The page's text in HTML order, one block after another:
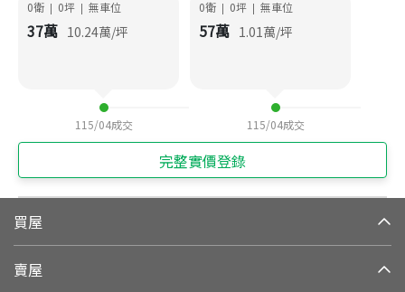
0衛 | 0坪 | 無車位
37萬 10.24萬/坪
115/04成交
0衛 | 0坪 | 無車位
57萬 1.01萬/坪
115/04成交
完整實價登錄
買屋
賣屋